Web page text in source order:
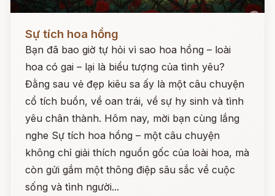
Sự tích hoa hồng
Bạn đã bao giờ tự hỏi vì sao hoa hồng – loài
hoa có gai – lại là biểu tượng của tình yêu?
Đằng sau vẻ đẹp kiêu sa ấy là một câu chuyện
cổ tích buồn, về oan trái, về sự hy sinh và tình
yêu chân thành. Hôm nay, mời bạn cùng lắng
nghe Sự tích hoa hồng – một câu chuyện
không chỉ giải thích nguồn gốc của loài hoa, mà
còn gửi gắm một thông điệp sâu sắc về cuộc
sống và tình người...